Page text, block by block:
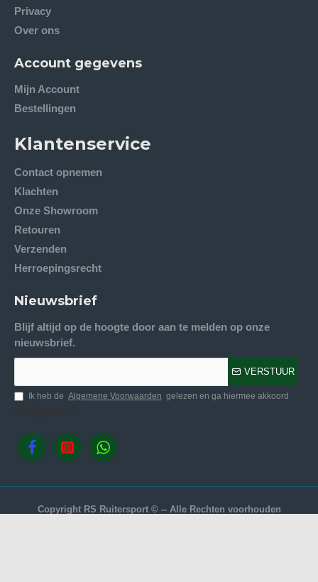
Privacy
Over ons
Account gegevens
Mijn Account
Bestellingen
Klantenservice
Contact opnemen
Klachten
Onze Showroom
Retouren
Verzenden
Herroepingsrecht
Nieuwsbrief
Blijf altijd op de hoogte door aan te melden op onze
nieuwsbrief.
VERSTUUR
Ik heb de Algemene Voorwaarden gelezen en ga hiermee akkoord
Copyright RS Ruitersport © -- Alle Rechten voorhouden